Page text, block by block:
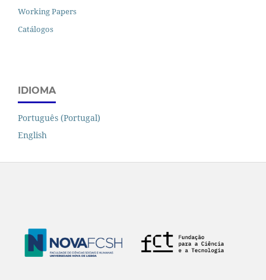
Working Papers
Catálogos
IDIOMA
Português (Portugal)
English